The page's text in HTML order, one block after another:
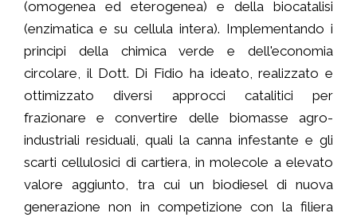
(omogenea ed eterogenea) e della biocatalisi
(enzimatica e su cellula intera). Implementando i
principi della chimica verde e dell'economia
circolare, il Dott. Di Fidio ha ideato, realizzato e
ottimizzato diversi approcci catalitici per
frazionare e convertire delle biomasse agro-
industriali residuali, quali la canna infestante e gli
scarti cellulosici di cartiera, in molecole a elevato
valore aggiunto, tra cui un biodiesel di nuova
generazione non in competizione con la filiera